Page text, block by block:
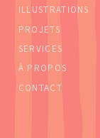
ILLUSTRATIONS
PROJETS
SERVICES
À PROPOS
CONTACT